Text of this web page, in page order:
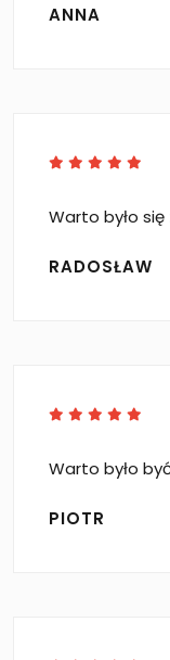
ANNA
Warto było
RADOSŁAW
Warto było
PIOTR